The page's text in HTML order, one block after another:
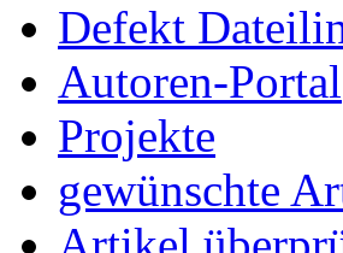
Defekt
Autoren-Portal
Projekte
gewünschte